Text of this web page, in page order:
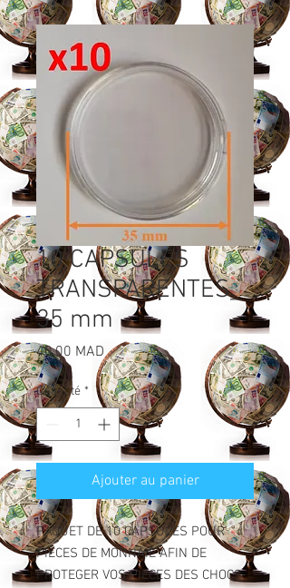
10 CAPSULES
TRANSPARENTES_
35 mm
40,00 MADPrix
Quantité *
Ajouter au panier
PAQUET DE 10 CAPSULES POUR
PIECES DE MONNAIE AFIN DE
PROTEGER VOS PIECES DES CHOCS